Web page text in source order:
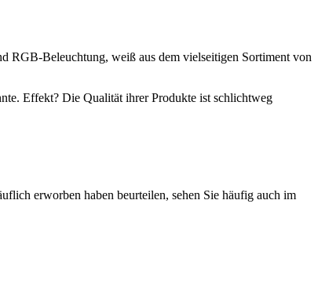
RGB-Beleuchtung, weiß aus dem vielseitigen Sortiment von
Effekt? Die Qualität ihrer Produkte ist schlichtweg
erworben haben beurteilen, sehen Sie häufig auch im